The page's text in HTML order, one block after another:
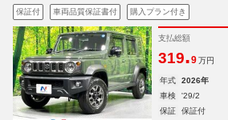
保証付 車両品質保証書付 購入プラン付き
支払総額
319.9 万円
年式 2026年
車検
'29/2
保証
保証付